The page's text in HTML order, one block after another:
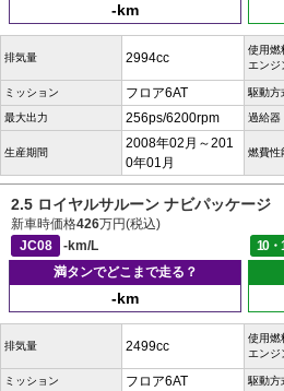
-km
排気量 2994cc
使用燃
エンジ
ミッション フロア6AT 駆動方
最大出力 256ps/6200rpm 過給器
生産期間
2008年02月～201
0年01月
燃費性
2.5 ロイヤルサルーン ナビパッケージ
新車時価格426万円(税込)
JC08
-km/L 10・
満タンでどこまで走る？
-km
排気量 2499cc
使用燃
エンジ
ミッション フロア6AT 駆動方